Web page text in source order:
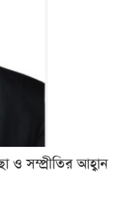
ও সম্প্রীতির আহ্বান